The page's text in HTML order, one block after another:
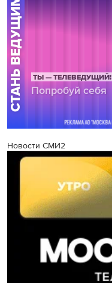
Новости СМИ2